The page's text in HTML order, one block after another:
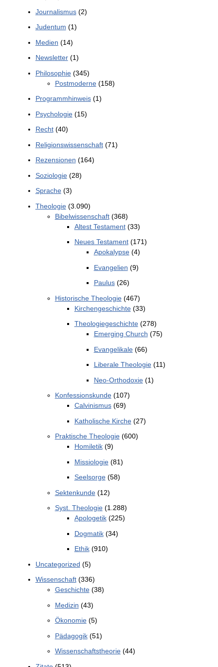
Journalismus(2)
Judentum (1)
Medien (14)
Newsletter(1)
Philosophie(345)
Postmoderne(158)
Programmhinweis(1)
Psychologie(15)
Recht(40)
Religionswissenschaft(71)
Rezensionen (164)
Soziologie(28)
Sprache(3)
Theologie(3.090)
Bibelwissenschaft(368)
Altest Testament(33)
Neues Testament(171)
Apokalypse(4)
Evangelien (9)
Paulus(26)
Historische Theologie(467)
Kirchengeschichte(33)
Theologiegeschichte(278)
Emerging Church (75)
Evangelikale(66)
Liberale Theologie(11)
Neo-Orthodoxie(1)
Konfessionskunde(107)
Calvinismus(69)
Katholische Kirche(27)
Praktische Theologie(600)
Homiletik(9)
Missiologie(81)
Seelsorge(58)
Sektenkunde(12)
Syst. Theologie(1.288)
Apologetik(225)
Dogmatik(34)
Ethik(910)
Uncategorized (5)
Wissenschaft(336)
Geschichte(38)
Medizin (43)
Ökonomie(5)
Pädagogik(51)
Wissenschaftstheorie(44)